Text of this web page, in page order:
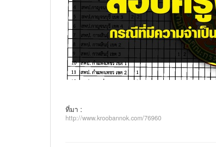
ที่มา :
http://www.kroobannok.com/76960